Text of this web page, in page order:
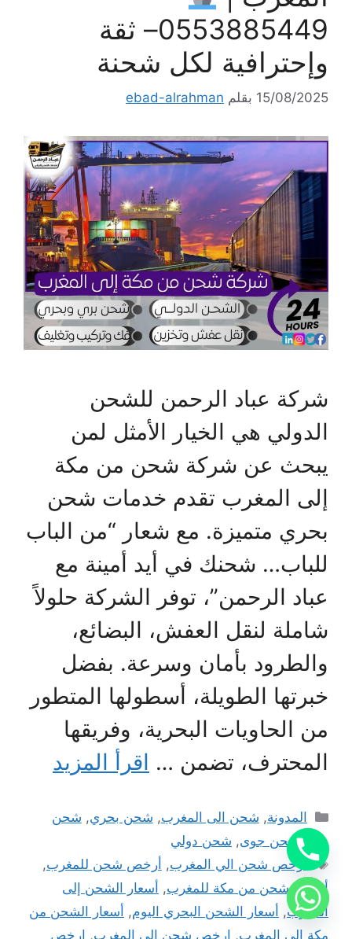
0553885449– ثقة
وإحترافية لكل شحنة
15/08/2025 بقلم ebad-alrahman
شركة عباد الرحمن للشحن
الدولي هي الخيار الأمثل لمن
يبحث عن شركة شحن من مكة
إلى المغرب تقدم خدمات شحن
بحري متميزة. مع شعار “من الباب
للباب… شحنك في أيد أمينة مع
عباد الرحمن”، توفر الشركة حلولاً
شاملة لنقل العفش، البضائع،
والطرود بأمان وسرعة. بفضل
خبرتها الطويلة، أسطولها المتطور
من الحاويات البحرية، وفريقها
المحترف، تضمن … اقرأ المزيد
التصنيفات
المدونة, شحن الى المغرب, شحن بحري, شحن
بري
,شحن جوى, شحن دولي
الوسوم
أرخص شحن الي المغرب, أرخص شحن للمغرب,
أرخص شحن من مكة للمغرب, أسعار الشحن إلى
المغرب, أسعار الشحن البحري اليوم, أسعار الشحن من
مكة الى المغرب, ارخص شحن الى المغرب, ارخص